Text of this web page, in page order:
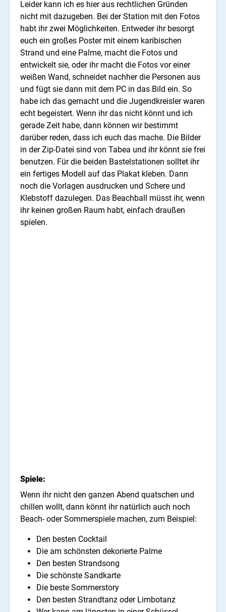
Leider kann ich es hier aus rechtlichen Gründen
nicht mit dazugeben. Bei der Station mit den Fotos
habt ihr zwei Möglichkeiten. Entweder ihr besorgt
euch ein großes Poster mit einem karibischen
Strand und eine Palme, macht die Fotos und
entwickelt sie, oder ihr macht die Fotos vor einer
weißen Wand, schneidet nachher die Personen aus
und fügt sie dann mit dem PC in das Bild ein. So
habe ich das gemacht und die Jugendkreisler waren
echt begeistert. Wenn ihr das nicht könnt und ich
gerade Zeit habe, dann können wir bestimmt
darüber reden, dass ich euch das mache. Die Bilder
in der Zip-Datei sind von Tabea und ihr könnt sie frei
benutzen. Für die beiden Bastelstationen solltet ihr
ein fertiges Modell auf das Plakat kleben. Dann
noch die Vorlagen ausdrucken und Schere und
Klebstoff dazulegen. Das Beachball müsst ihr, wenn
ihr keinen großen Raum habt, einfach draußen
spielen.
Spiele:
Wenn ihr nicht den ganzen Abend quatschen und
chillen wollt, dann könnt ihr natürlich auch noch
Beach- oder Sommerspiele machen, zum Beispiel:
Den besten Cocktail
Die am schönsten dekorierte Palme
Den besten Strandsong
Die schönste Sandkarte
Die beste Sommerstory
Den besten Strandtanz oder Limbotanz